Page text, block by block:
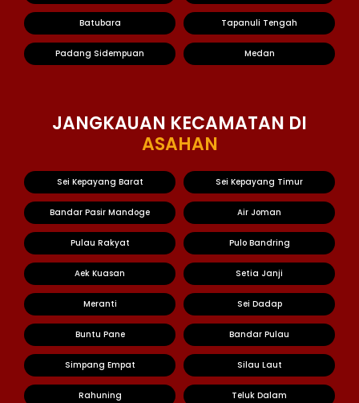
Batubara Tapanuli Tengah
Padang Sidempuan Medan
JANGKAUAN KECAMATAN DI
ASAHAN
Sei Kepayang Barat Sei Kepayang Timur
Bandar Pasir Mandoge Air Joman
Pulau Rakyat Pulo Bandring
Aek Kuasan Setia Janji
Meranti Sei Dadap
Buntu Pane Bandar Pulau
Simpang Empat Silau Laut
Rahuning Teluk Dalam